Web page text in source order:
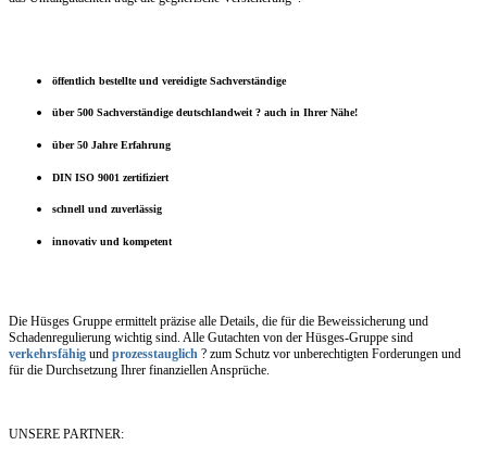
öffentlich bestellte und vereidigte Sachverständige
über 500 Sachverständige deutschlandweit ? auch in Ihrer Nähe!
über 50 Jahre Erfahrung
DIN ISO 9001 zertifiziert
schnell und zuverlässig
innovativ und kompetent
Die Hüsges Gruppe ermittelt präzise alle Details, die für die Beweissicherung und
Schadenregulierung wichtig sind. Alle Gutachten von der Hüsges-Gruppe sind
verkehrsfähig und prozesstauglich ? zum Schutz vor unberechtigten Forderungen und
für die Durchsetzung Ihrer finanziellen Ansprüche.
UNSERE PARTNER: